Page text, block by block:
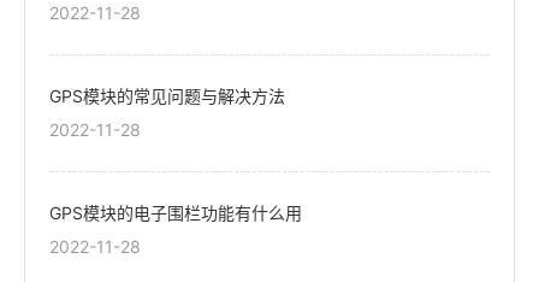
2022-11-28
GPS模块的常见问题与解决方法
2022-11-28
GPS模块的电子围栏功能有什么用
2022-11-28